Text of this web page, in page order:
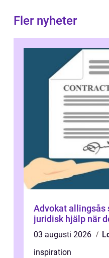
Fler nyheter
Advokat allingsås så hittar du rätt
juridisk hjälp när
03 augusti 2026
inspiration